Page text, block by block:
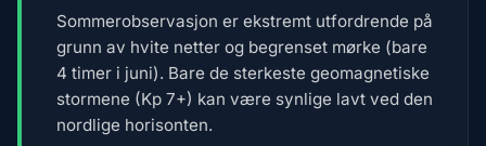
Sommerobservasjon er ekstremt utfordrende på
grunn av hvite netter og begrenset mørke (bare
4 timer i juni). Bare de sterkeste geomagnetiske
stormene (Kp 7+) kan være synlige lavt ved den
nordlige horisonten.